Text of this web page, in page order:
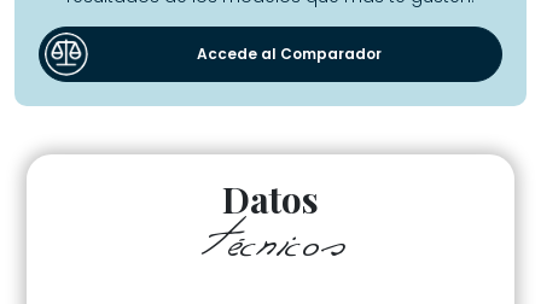
Accede al Comparador
Datos
técnicos